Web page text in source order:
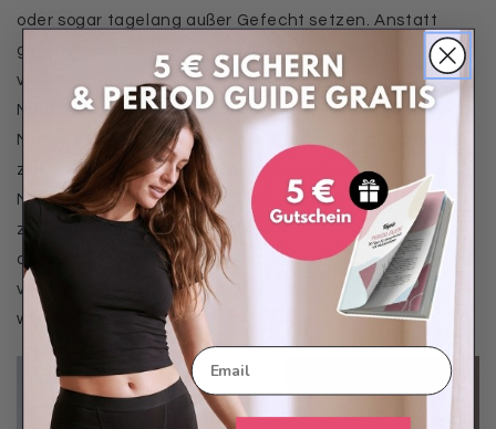
oder sogar tagelang außer Gefecht setzen. Anstatt
gleich zu starken Schmerzmitteln zu greifen, ziehen
viele Menstruierende milde Mittel und
Nahrungsergänzungsmittel vor. Magnesium ist häufig
Mangelware im Körper, wenn der Unterleib krampft und
zieht. Magnesium ist für die Entkrampfung der
Muskulatur zuständig. Die Gebärmutter zieht sich
zusammen, um die Gebärmutterschleimhaut
abzustoßen. Das verursacht Schmerzen. Die Einnahme
von Magnesium hilft dabei, dass sich die Muskulatur
wieder entspannen kann.
Email